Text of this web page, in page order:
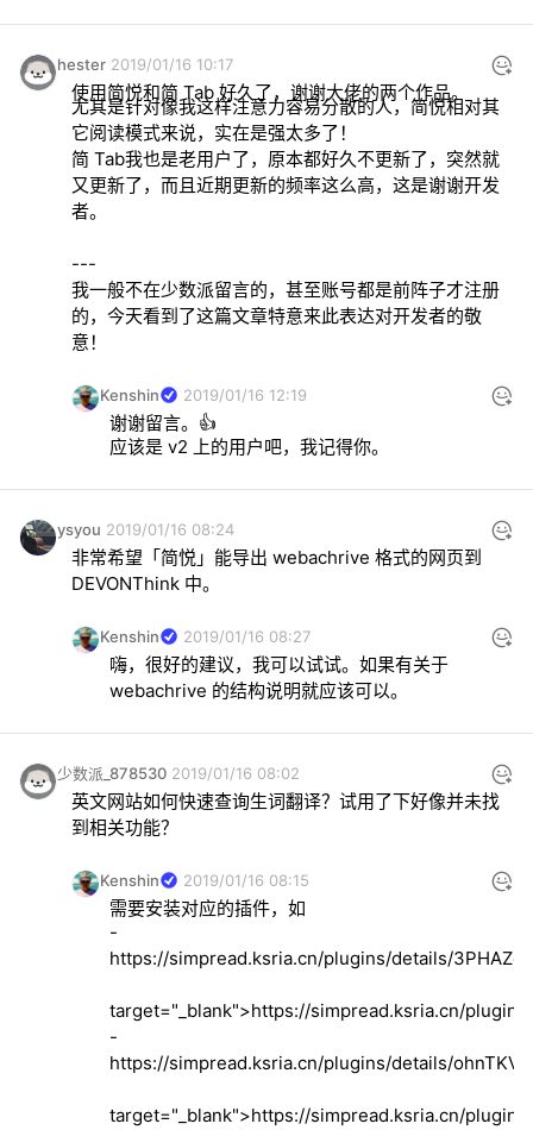
hester 2019/01/16 10:17
尤其是针对像我这样注意力容易分散的人，简悦相对其
简 Tab我也是老用户了，原本都好久不更新了，突然就
又更新了，而且近期更新的频率这么高，这是谢谢开发
我一般不在少数派留言的，甚至账号都是前阵子才注册
的，今天看到了这篇文章特意来此表达对开发者的敬
意！
Kenshin 2019/01/16 12:19
谢谢留言。👍
应该是 v2 上的用户吧，我记得你。
ysyou 2019/01/16 08:24
非常希望「简悦」能导出 webachrive 格式的网页到
DEVONThink 中。
Kenshin 2019/01/16 08:27
嗨，很好的建议，我可以试试。如果有关于
webachrive 的结构说明就应该可以。
少数派_878530 2019/01/16 08:02
英文网站如何快速查询生词翻译？试用了下好像并未找
到相关功能？
Kenshin 2019/01/16 08:15
需要安装对应的插件，如
-
https://simpread.ksria.cn/plugins/details/
target="_blank">https://simpread.ksria.cn/plugins/
-
https://simpread.ksria.cn/plugins/details/
target="_blank">https://simpread.ksria.cn/plugins/